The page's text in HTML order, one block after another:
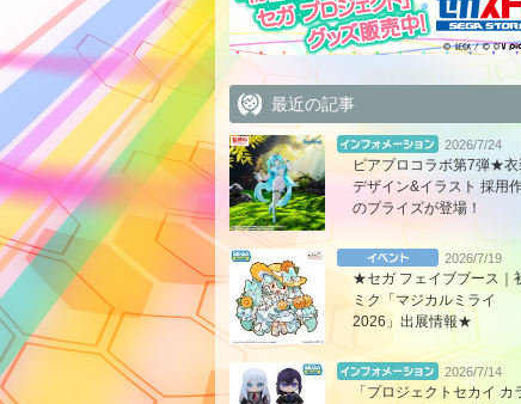
最近の記事
2026/7/24
ピアプロコラボ第7弾★衣
デザイン&イラスト 採用
のプライズが登場！
2026/7/19
★セガ フェイブブース｜
ミク「マジカルミライ
2026」出展情報★
2026/7/14
「プロジェクトセカイ カ